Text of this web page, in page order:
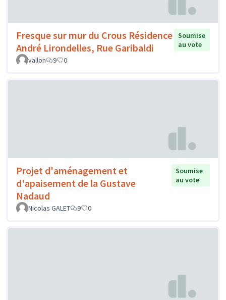
Fresque sur mur du Crous Résidence
André Lirondelles, Rue Garibaldi
Soumise
au vote
vallon
9 0
Projet d'aménagement et
d'apaisement de la Gustave
Nadaud
Soumise
au vote
Nicolas GALET 9 0